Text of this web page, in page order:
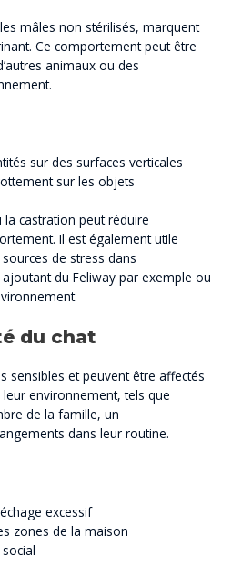
mâles non stérilisés, marquent
Ce comportement peut être
animaux ou des
sur des surfaces verticales
sur les objets
castration peut réduire
Il est également utile
de stress dans
du Feliway par exemple ou
du chat
sensibles et peuvent être affectés
environnement, tels que
de la famille, un
dans leur routine.
excessif
zones de la maison